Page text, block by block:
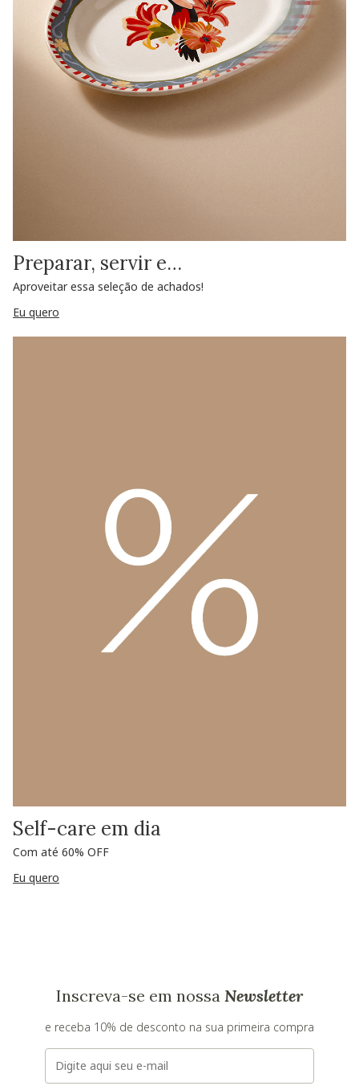
Preparar, servir e…
Aproveitar essa seleção de achados!
Eu quero
Self-care em dia
Com até 60% OFF
Eu quero
Inscreva-se em nossa Newsletter
e receba 10% de desconto na sua primeira compra
E-mail